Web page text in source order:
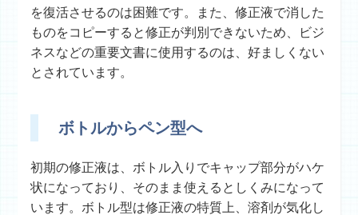
を復活させるのは困難です。また、修正液で消した
ものをコピーすると修正が判別できないため、ビジ
ネスなどの重要文書に使用するのは、好ましくない
とされています。
ボトルからペン型へ
初期の修正液は、ボトル入りでキャップ部分がハケ
状になっており、そのまま使えるとしくみになって
います。ボトル型は修正液の特質上、溶剤が気化し